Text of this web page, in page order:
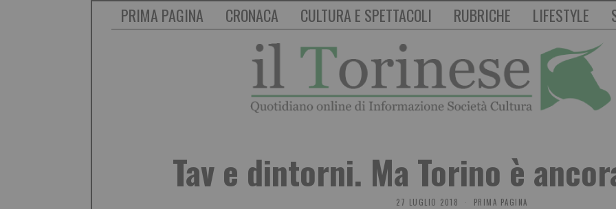
PRIMA PAGINA CRONACA CULTURA E SPETTACOLI RUBRICHE LIFESTYLE
Tav e dintorni. Ma Torino è
27 LUGLIO 2018 PRIMA PAGINA